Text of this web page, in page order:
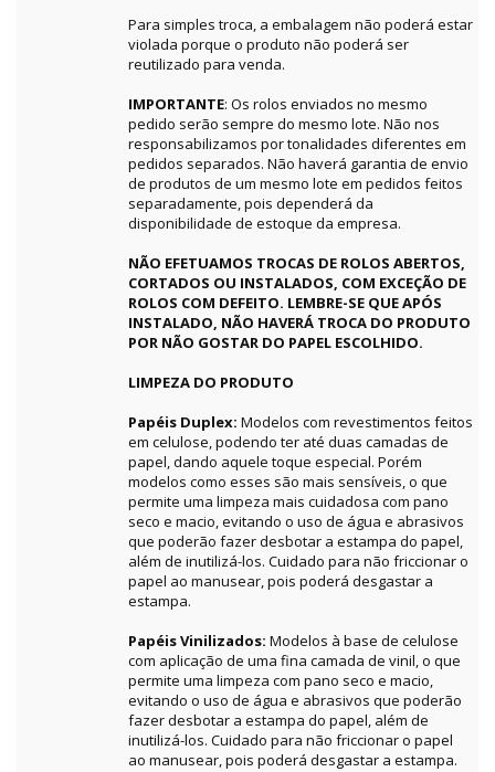
Para simples troca, a embalagem não poderá estar
violada porque o produto não poderá ser
reutilizado para venda.
IMPORTANTE: Os rolos enviados no mesmo
pedido serão sempre do mesmo lote. Não nos
responsabilizamos por tonalidades diferentes em
pedidos separados. Não haverá garantia de envio
de produtos de um mesmo lote em pedidos feitos
separadamente, pois dependerá da
disponibilidade de estoque da empresa.
NÃO EFETUAMOS TROCAS DE ROLOS ABERTOS,
CORTADOS OU INSTALADOS, COM EXCEÇÃO DE
ROLOS COM DEFEITO. LEMBRE-SE QUE APÓS
INSTALADO, NÃO HAVERÁ TROCA DO PRODUTO
POR NÃO GOSTAR DO PAPEL ESCOLHIDO.
LIMPEZA DO PRODUTO
Papéis Duplex: Modelos com revestimentos feitos
em celulose, podendo ter até duas camadas de
papel, dando aquele toque especial. Porém
modelos como esses são mais sensíveis, o que
permite uma limpeza mais cuidadosa com pano
seco e macio, evitando o uso de água e abrasivos
que poderão fazer desbotar a estampa do papel,
além de inutilizá-los. Cuidado para não friccionar o
papel ao manusear, pois poderá desgastar a
estampa.
Papéis Vinilizados: Modelos à base de celulose
com aplicação de uma fina camada de vinil, o que
permite uma limpeza com pano seco e macio,
evitando o uso de água e abrasivos que poderão
fazer desbotar a estampa do papel, além de
inutilizá-los. Cuidado para não friccionar o papel
ao manusear, pois poderá desgastar a estampa.